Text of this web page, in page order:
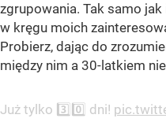
zgrupowania. Tak samo
w kręgu moich
Probierz, dając do
między nim a 30-latkiem
Już tylko 3️⃣0️⃣ dni!